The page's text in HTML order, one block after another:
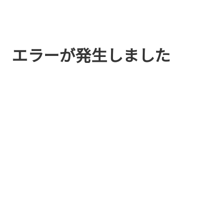
エラーが発生しました